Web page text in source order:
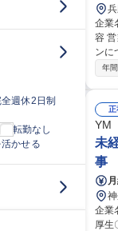
全週休2日制
転勤なし
かせる
企業名 株式会社神
容
ンに
【
との差
ン／
年
正
YM
未
事
企業名 ＹＭ Ｓ
厚生〇 仕事の内容 高性能はんだ製造事業を行う当社にて中途採用業務をお任せし